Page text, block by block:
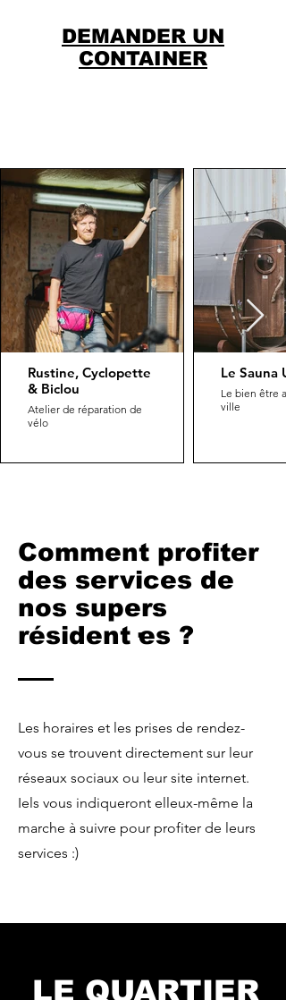
DEMANDER UN
CONTAINER
Rustine, Cyclopette
& Biclou
Atelier de réparation de
vélo
Le Sauna
Le bien être
ville
Comment profiter
des services de
nos supers
résident·es ?
Les horaires et les prises de rendez-
vous se trouvent directement sur leur
réseaux sociaux ou leur site internet.
Iels vous indiqueront elleux-même la
marche à suivre pour profiter de leurs
services :)
LE QUARTIER